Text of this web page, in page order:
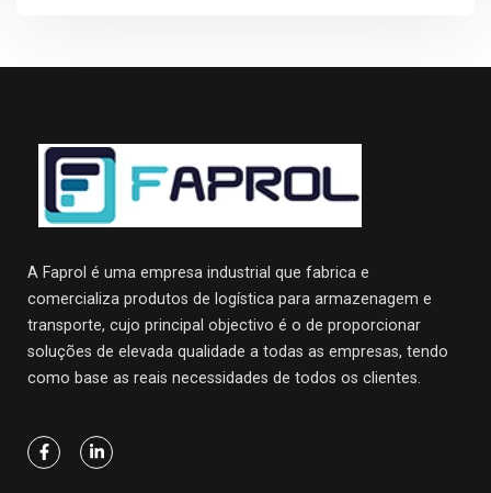
A Faprol é uma empresa industrial que fabrica e
comercializa produtos de logística para armazenagem e
transporte, cujo principal objectivo é o de proporcionar
soluções de elevada qualidade a todas as empresas, tendo
como base as reais necessidades de todos os clientes.